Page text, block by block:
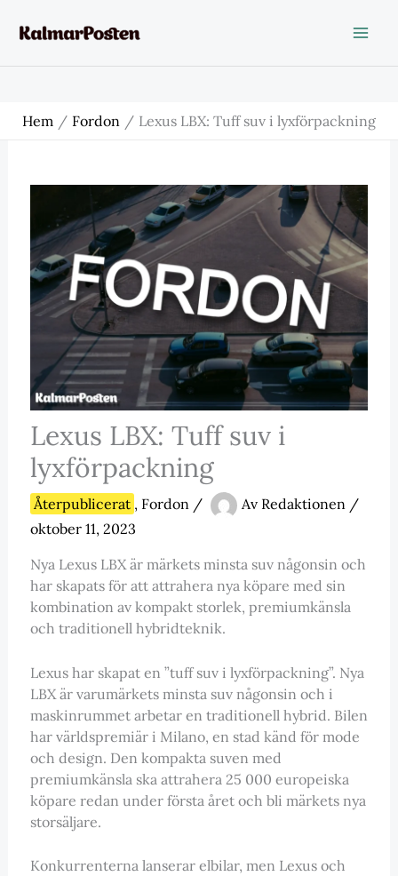
Hem Fordon Lexus LBX: Tuff suv i lyxförpackning
Lexus LBX: Tuff suv i
lyxförpackning
Återpublicerat , Fordon/ Av Redaktionen /
oktober 11, 2023
Nya Lexus LBX är märkets minsta suv någonsin och
har skapats för att attrahera nya köpare med sin
kombination av kompakt storlek, premiumkänsla
och traditionell hybridteknik.
Lexus har skapat en ”tuff suv i lyxförpackning”. Nya
LBX är varumärkets minsta suv någonsin och i
maskinrummet arbetar en traditionell hybrid. Bilen
har världspremiär i Milano, en stad känd för mode
och design. Den kompakta suven med
premiumkänsla ska attrahera 25 000 europeiska
köpare redan under första året och bli märkets nya
storsäljare.
Konkurrenterna lanserar elbilar, men Lexus och